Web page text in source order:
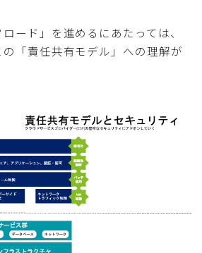
ード」を進めるにあたっては、
「責任共有モデル」への理解が